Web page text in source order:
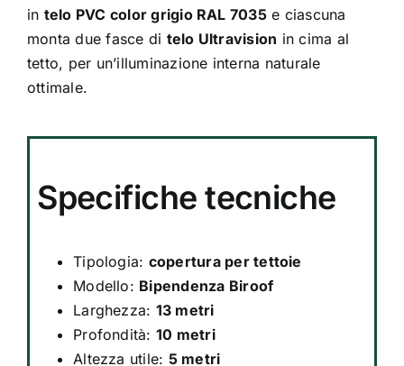
in telo PVC color grigio RAL 7035e ciascuna
monta due fasce di telo Ultravision in cima al
tetto, per un’illuminazione interna naturale
ottimale.
Specifiche tecniche
Tipologia: copertura per tettoie
Modello: Bipendenza Biroof
Larghezza: 13 metri
Profondità: 10 metri
Altezza utile: 5 metri